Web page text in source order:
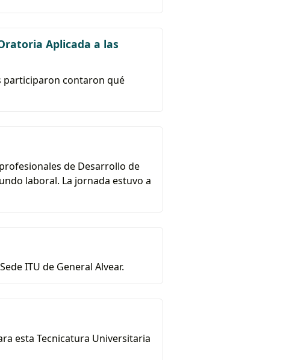
Aplicada a las
participaron contaron qué
de Desarrollo de
laboral. La jornada estuvo a
ITU de General Alvear.
esta Tecnicatura Universitaria